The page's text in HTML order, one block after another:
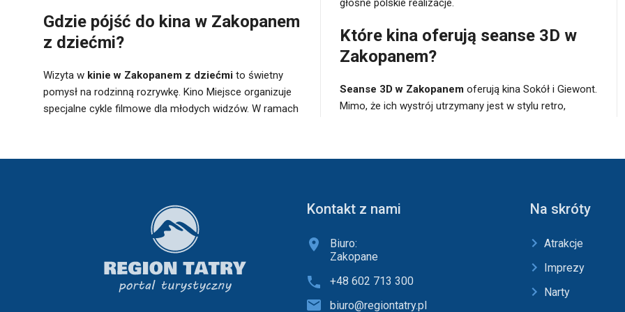
Gdzie pójść do kina w Zakopanem
z dziećmi?
Wizyta w kinie w Zakopanem z dziećmi to świetny
pomysł na rodzinną rozrywkę. Kino Miejsce organizuje
specjalne cykle filmowe dla młodych widzów. W ramach
głośne polskie realizacje.
Które kina oferują seanse 3D w
Zakopanem?
Seanse 3D w Zakopanem oferują kina Sokół i Giewont.
Mimo, że ich wystrój utrzymany jest w stylu retro,
Kontakt z nami
Biuro:
Zakopane
+48 602 713 300
biuro@regiontatry.pl
Na skróty
Atrakcje
Imprezy
Narty